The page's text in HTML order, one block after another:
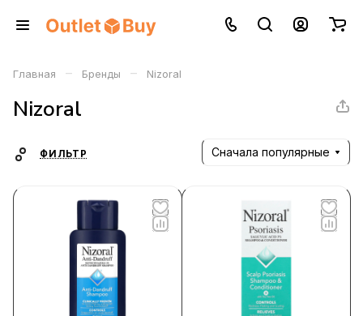
Главная – Бренды – Nizoral
Nizoral
ФИЛЬТР Сначала популярные